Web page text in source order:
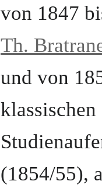
von 1847
Th.
und von
(1854/55),